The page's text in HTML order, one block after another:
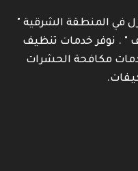
في المنطقة الشرقية "
" . نوفر خدمات تنظيف
مكافحة الحشرات